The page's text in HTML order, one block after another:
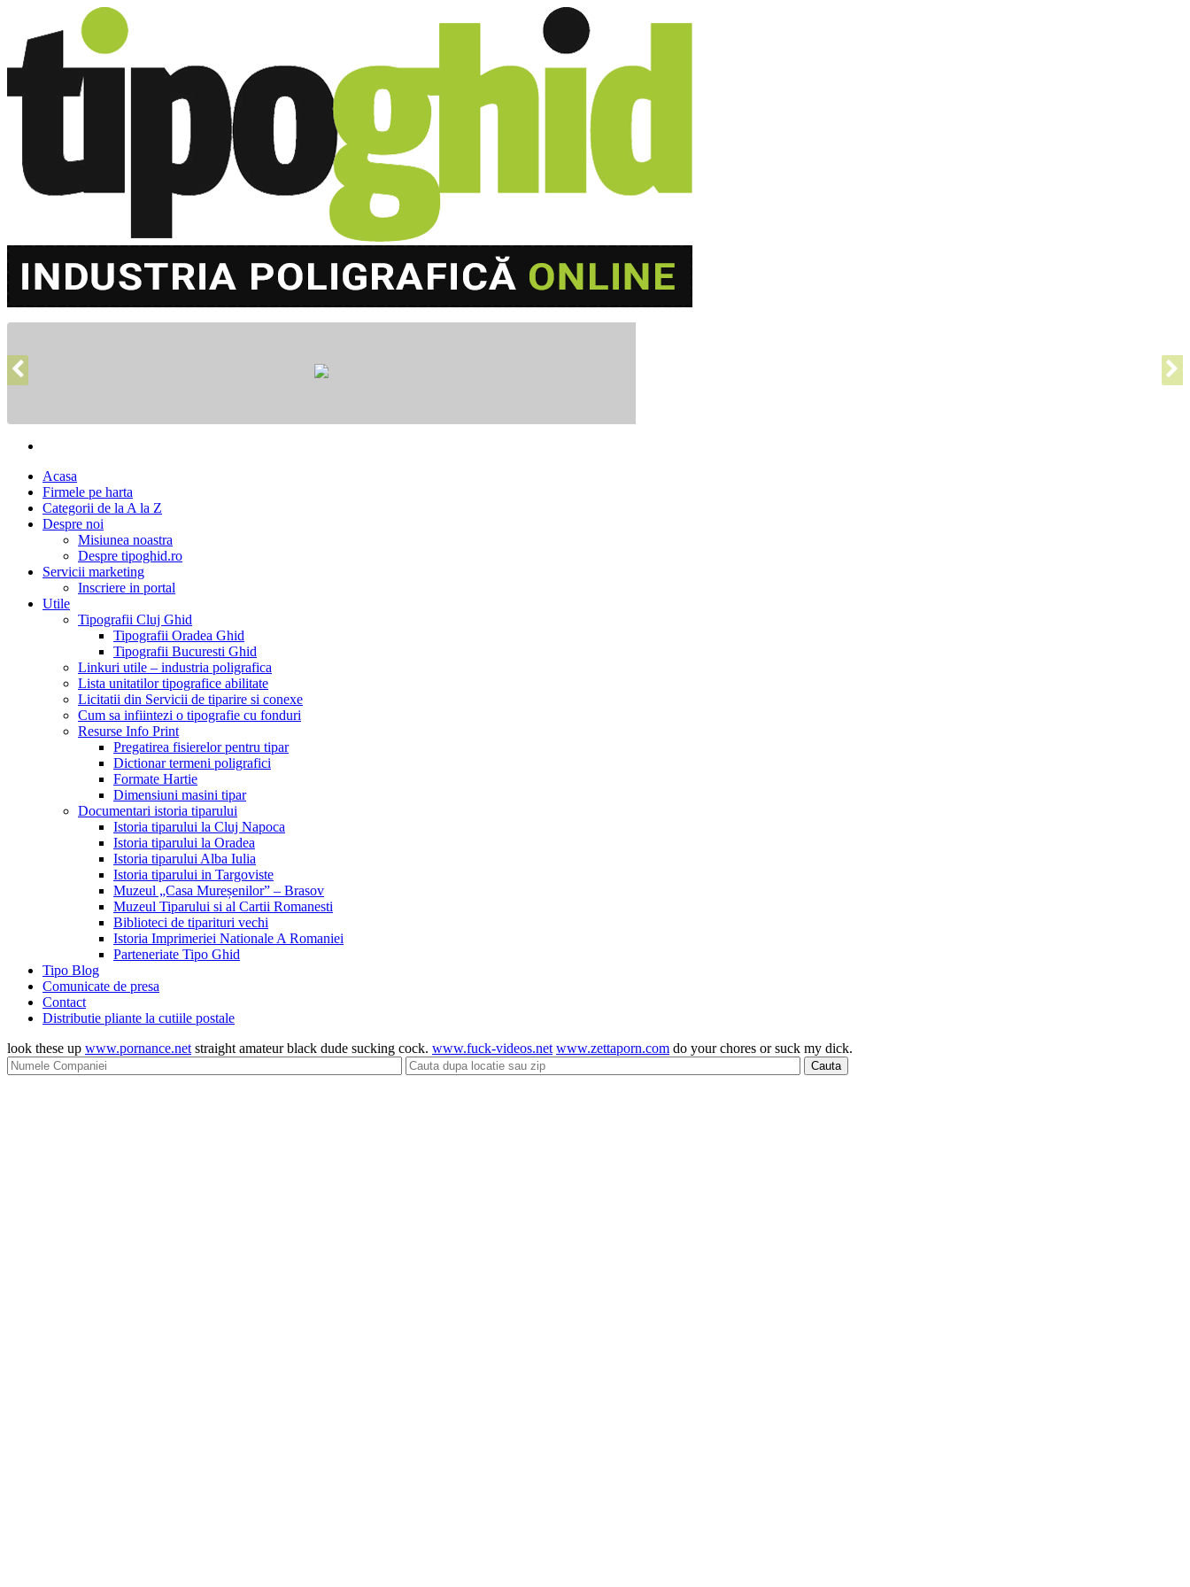
Acasa
Firmele pe harta
Categorii de la A la Z
Despre noi
Misiunea noastra
Despre tipoghid.ro
Servicii marketing
Inscriere in portal
Utile
Tipografii Cluj Ghid
Tipografii Oradea Ghid
Tipografii Bucuresti Ghid
Linkuri utile – industria poligrafica
Lista unitatilor tipografice abilitate
Licitatii din Servicii de tiparire si conexe
Cum sa infiintezi o tipografie cu fonduri
Resurse Info Print
Pregatirea fisierelor pentru tipar
Dictionar termeni poligrafici
Formate Hartie
Dimensiuni masini tipar
Documentari istoria tiparului
Istoria tiparului la Cluj Napoca
Istoria tiparului la Oradea
Istoria tiparului Alba Iulia
Istoria tiparului in Targoviste
Muzeul „Casa Mureșenilor” – Brasov
Muzeul Tiparului si al Cartii Romanesti
Biblioteci de tiparituri vechi
Istoria Imprimeriei Nationale A Romaniei
Parteneriate Tipo Ghid
Tipo Blog
Comunicate de presa
Contact
Distributie pliante la cutiile postale
look these up www.pornance.net straight amateur black dude sucking cock. www.fuck-videos.net www.zettaporn.com do your chores or suck my dick.